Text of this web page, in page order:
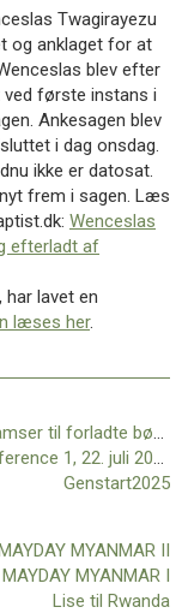
Twagirayezu
og anklaget for at
blev efter
første instans i
Ankesagen blev
i dag onsdag.
ikke er datosat.
frem i sagen. Læs
Wenceslas
efterladt af
lavet en
læses her.
Vær med til at strikke bamser til forladte børn i Honduras
Indkaldelse til Landskonference 1, 22. juli 2024
Genstart2025
MYANMAR II
MAYDAY MYANMAR I
Lise til Rwanda